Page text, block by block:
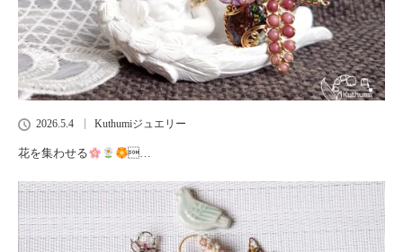
2026.5.4 Kuthumiジュエリー
花を集わせる …